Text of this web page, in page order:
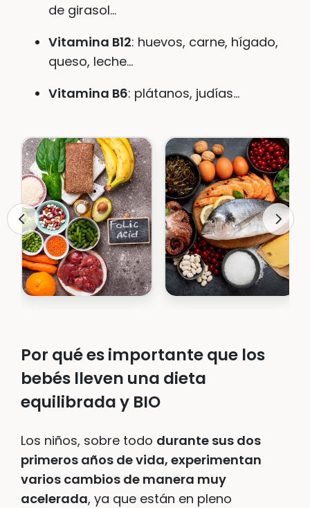
de girasol…
Vitamina B12: huevos, carne, hígado,
queso, leche…
Vitamina B6: plátanos, judías…
Por qué es importante que los
bebés lleven una dieta
equilibrada y BIO
Los niños, sobre todo durante sus dos
primeros años de vida, experimentan
varios cambios de manera muy
acelerada, ya que están en pleno